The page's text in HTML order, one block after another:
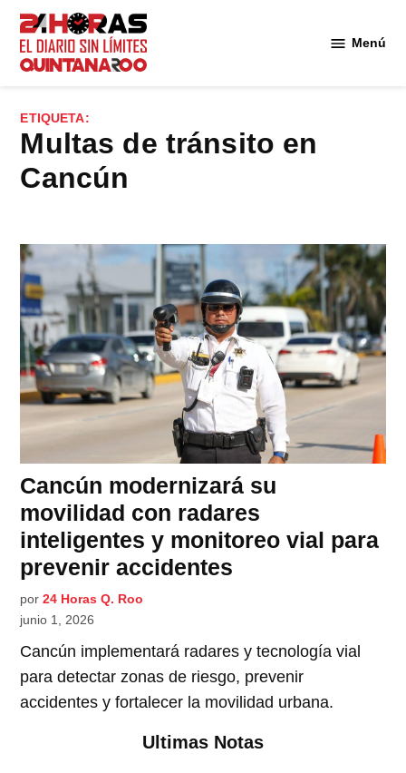
Saltar
contenido
Menú
ETIQUETA:
Multas de tránsito en
Cancún
Cancún modernizará su
movilidad con radares
inteligentes y monitoreo vial para
prevenir accidentes
por 24 Horas Q. Roo
junio 1, 2026
Cancún implementará radares y tecnología vial
para detectar zonas de riesgo, prevenir
accidentes y fortalecer la movilidad urbana.
Ultimas Notas